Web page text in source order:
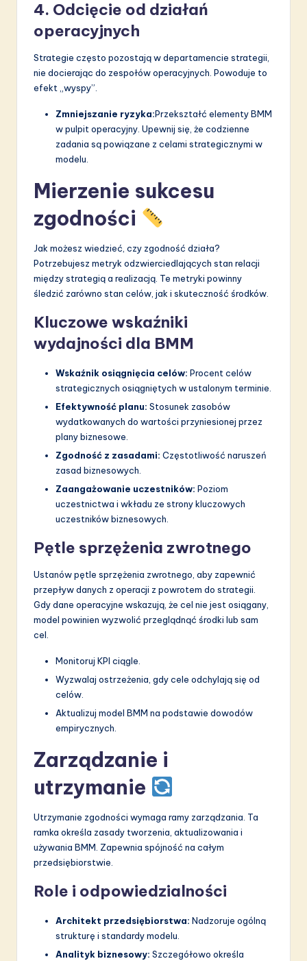
4. Odcięcie od działań
operacyjnych
Strategie często pozostają w departamencie strategii,
nie docierając do zespołów operacyjnych. Powoduje to
efekt „wyspy”.
Zmniejszanie ryzyka:Przekształć elementy BMM
w pulpit operacyjny. Upewnij się, że codzienne
zadania są powiązane z celami strategicznymi w
modelu.
Mierzenie sukcesu
zgodności
Jak możesz wiedzieć, czy zgodność działa?
Potrzebujesz metryk odzwierciedlających stan relacji
między strategią a realizacją. Te metryki powinny
śledzić zarówno stan celów, jak i skuteczność środków.
Kluczowe wskaźniki
wydajności dla BMM
Wskaźnik osiągnięcia celów: Procent celów
strategicznych osiągniętych w ustalonym terminie.
Efektywność planu: Stosunek zasobów
wydatkowanych do wartości przyniesionej przez
plany biznesowe.
Zgodność z zasadami: Częstotliwość naruszeń
zasad biznesowych.
Zaangażowanie uczestników: Poziom
uczestnictwa i wkładu ze strony kluczowych
uczestników biznesowych.
Pętle sprzężenia zwrotnego
Ustanów pętle sprzężenia zwrotnego, aby zapewnić
przepływ danych z operacji z powrotem do strategii.
Gdy dane operacyjne wskazują, że cel nie jest osiągany,
model powinien wyzwolić przeglądnąć środki lub sam
cel.
Monitoruj KPI ciągle.
Wyzwalaj ostrzeżenia, gdy cele odchylają się od
celów.
Aktualizuj model BMM na podstawie dowodów
empirycznych.
Zarządzanie i
utrzymanie
Utrzymanie zgodności wymaga ramy zarządzania. Ta
ramka określa zasady tworzenia, aktualizowania i
używania BMM. Zapewnia spójność na całym
przedsiębiorstwie.
Role i odpowiedzialności
Architekt przedsiębiorstwa: Nadzoruje ogólną
strukturę i standardy modelu.
Analityk biznesowy: Szczegółowo określa